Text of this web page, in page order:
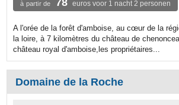
à partir de 78 euros voor 1 nacht 2 personen
A l'orée de la forêt d'amboise, au cœur de la
la loire, à 7 kilomètres du château de
château royal d'amboise,les propriétaires...
Domaine de la Roche